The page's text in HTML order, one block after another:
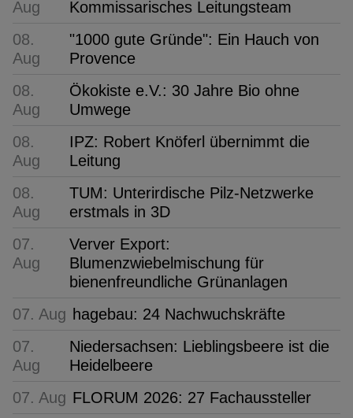
Aug
Kommissarisches Leitungsteam
08.
Aug
"1000 gute Gründe": Ein Hauch von
Provence
08.
Aug
Ökokiste e.V.: 30 Jahre Bio ohne
Umwege
08.
Aug
IPZ: Robert Knöferl übernimmt die
Leitung
08.
Aug
TUM: Unterirdische Pilz-Netzwerke
erstmals in 3D
07.
Aug
Verver Export:
Blumenzwiebelmischung für
bienenfreundliche Grünanlagen
07. Aug hagebau: 24 Nachwuchskräfte
07.
Aug
Niedersachsen: Lieblingsbeere ist die
Heidelbeere
07. Aug FLORUM 2026: 27 Fachaussteller